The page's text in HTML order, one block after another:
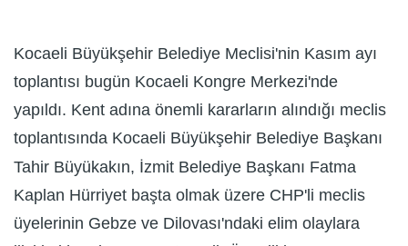
Kocaeli Büyükşehir Belediye Meclisi'nin Kasım ayı
toplantısı bugün Kocaeli Kongre Merkezi'nde
yapıldı. Kent adına önemli kararların alındığı meclis
toplantısında Kocaeli Büyükşehir Belediye Başkanı
Tahir Büyükakın, İzmit Belediye Başkanı Fatma
Kaplan Hürriyet başta olmak üzere CHP'li meclis
üyelerinin Gebze ve Dilovası'ndaki elim olaylara